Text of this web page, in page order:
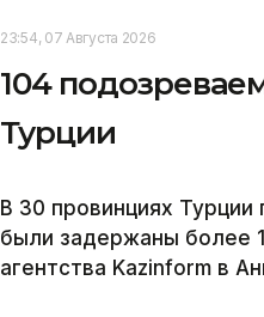
23:54, 07 Августа 2026
104
Турции
В 30 провинциях
были задержаны более
агентства Kazinform в